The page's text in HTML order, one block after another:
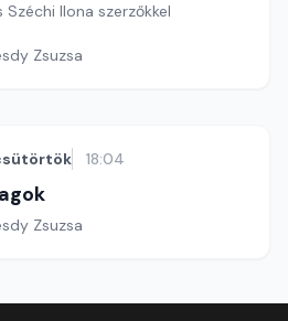
Ilona szerzőkkel
Zsuzsa
18:04
Zsuzsa